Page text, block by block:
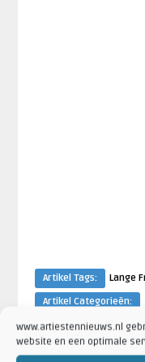
www.artiestennieuws.nl
website en een optimale
Artikel Tags:
Lange
Artikel Categorieën: